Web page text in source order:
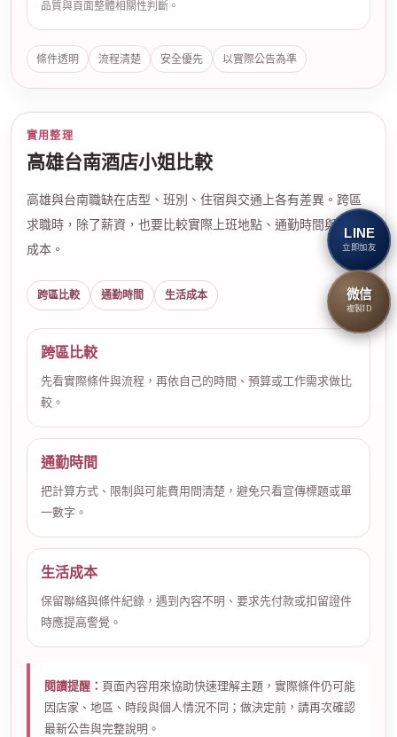
品質與頁面整體相關性判斷。
條件透明 流程清楚 安全優先 以實際公告為準
實用整理
高雄台南酒店小姐比較
高雄與台南職缺在店型、班別、住宿與交通上各有差異。跨區
求職時，除了薪資，也要比較實際上班地點、通勤時間與生活
成本。
跨區比較 通勤時間 生活成本
跨區比較
先看實際條件與流程，再依自己的時間、預算或工作需求做比
較。
通勤時間
把計算方式、限制與可能費用問清楚，避免只看宣傳標題或單
一數字。
生活成本
保留聯絡與條件紀錄，遇到內容不明、要求先付款或扣留證件
時應提高警覺。
閱讀提醒： 頁面內容用來協助快速理解主題，實際條件仍可能
因店家、地區、時段與個人情況不同；做決定前，請再次確認
最新公告與完整說明。
LINE
立即加友
微信
複製ID